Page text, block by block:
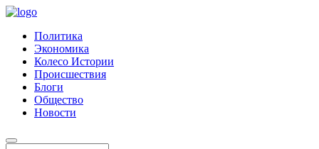
Политика
Экономика
Колесо Истории
Происшествия
Блоги
Общество
Новости